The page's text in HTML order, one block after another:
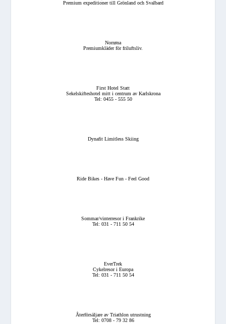
Premium expeditioner till Grönland och Svalbard
Norrøna
Premiumkläder för friluftsliv.
First Hotel Statt
Sekelskifteshotel mitt i centrum av Karlskrona
Tel: 0455 - 555 50
Dynafit Limitless Skiing
Ride Bikes - Have Fun - Feel Good
Sommar/vinterresor i Frankrike
Tel: 031 - 711 50 54
EverTrek
Cykelresor i Europa
Tel: 031 - 711 50 54
Återförsäljare av Triathlon utrustning
Tel: 0708 - 79 32 86